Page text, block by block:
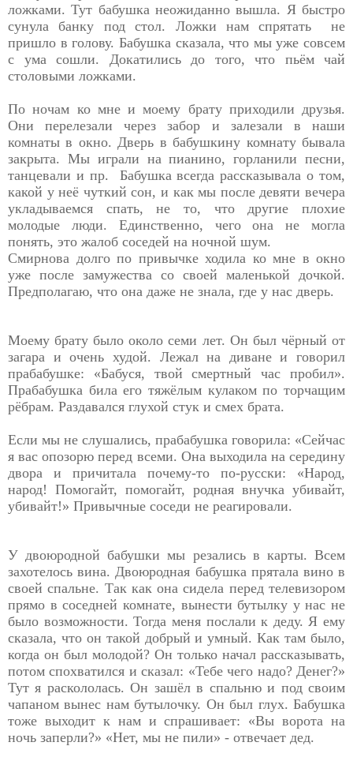
ложками. Тут бабушка неожиданно вышла. Я быстро
сунула банку под стол. Ложки нам спрятать не
пришло в голову. Бабушка сказала, что мы уже совсем
с ума сошли. Докатились до того, что пьём чай
столовыми ложками.
По ночам ко мне и моему брату приходили друзья.
Они перелезали через забор и залезали в наши
комнаты в окно. Дверь в бабушкину комнату бывала
закрыта. Мы играли на пианино, горланили песни,
танцевали и пр. Бабушка всегда рассказывала о том,
какой у неё чуткий сон, и как мы после девяти вечера
укладываемся спать, не то, что другие плохие
молодые люди. Единственно, чего она не могла
понять, это жалоб соседей на ночной шум.
Смирнова долго по привычке ходила ко мне в окно
уже после замужества со своей маленькой дочкой.
Предполагаю, что она даже не знала, где у нас дверь.
Моему брату было около семи лет. Он был чёрный от
загара и очень худой. Лежал на диване и говорил
прабабушке: «Бабуся, твой смертный час пробил».
Прабабушка била его тяжёлым кулаком по торчащим
рёбрам. Раздавался глухой стук и смех брата.
Если мы не слушались, прабабушка говорила: «Сейчас
я вас опозорю перед всеми. Она выходила на середину
двора и причитала почему-то по-русски: «Народ,
народ! Помогайт, помогайт, родная внучка убивайт,
убивайт!» Привычные соседи не реагировали.
У двоюродной бабушки мы резались в карты. Всем
захотелось вина. Двоюродная бабушка прятала вино в
своей спальне. Так как она сидела перед телевизором
прямо в соседней комнате, вынести бутылку у нас не
было возможности. Тогда меня послали к деду. Я ему
сказала, что он такой добрый и умный. Как там было,
когда он был молодой? Он только начал рассказывать,
потом спохватился и сказал: «Тебе чего надо? Денег?»
Тут я раскололась. Он зашёл в спальню и под своим
чапаном вынес нам бутылочку. Он был глух. Бабушка
тоже выходит к нам и спрашивает: «Вы ворота на
ночь заперли?» «Нет, мы не пили» - отвечает дед.